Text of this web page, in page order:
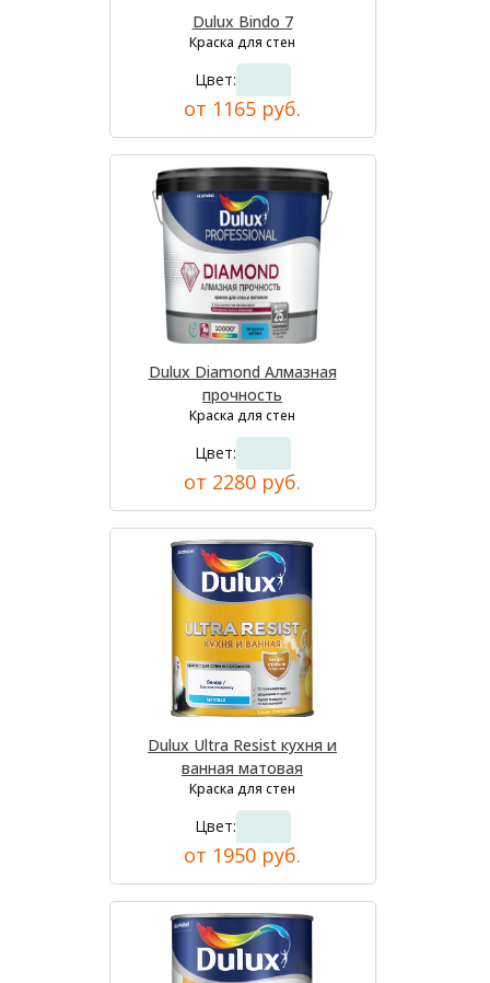
Dulux Bindo 7
Краска для стен
Цвет:
от 1165 руб.
Dulux Diamond Алмазная
прочность
Краска для стен
Цвет:
от 2280 руб.
Dulux Ultra Resist кухня и
ванная матовая
Краска для стен
Цвет:
от 1950 руб.